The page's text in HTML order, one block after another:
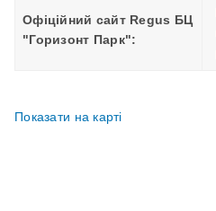
Офіційний сайт Regus БЦ
"Горизонт Парк":
Показати на карті